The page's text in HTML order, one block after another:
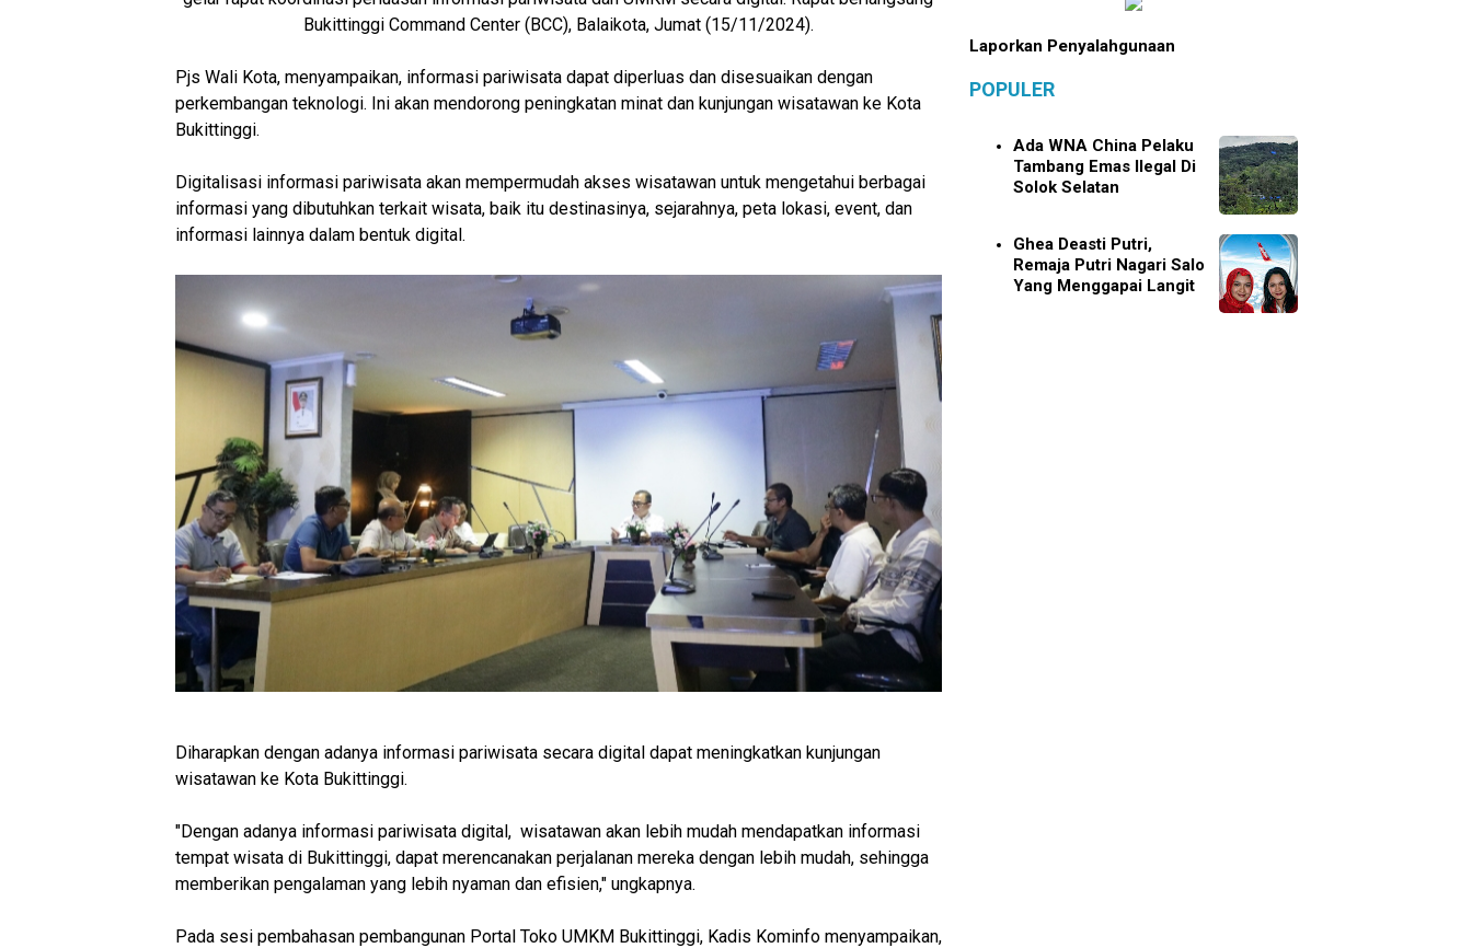
Bukittinggi Command Center (BCC), Balaikota, Jumat (15/11/2024).
Pjs Wali Kota, menyampaikan, informasi pariwisata dapat diperluas dan disesuaikan dengan
perkembangan teknologi. Ini akan mendorong peningkatan minat dan kunjungan wisatawan ke Kota
Bukittinggi.
Digitalisasi informasi pariwisata akan mempermudah akses wisatawan untuk mengetahui berbagai
informasi yang dibutuhkan terkait wisata, baik itu destinasinya, sejarahnya, peta lokasi, event, dan
informasi lainnya dalam bentuk digital.
Diharapkan dengan adanya informasi pariwisata secara digital dapat meningkatkan kunjungan
wisatawan ke Kota Bukittinggi.
"Dengan adanya informasi pariwisata digital, wisatawan akan lebih mudah mendapatkan informasi
tempat wisata di Bukittinggi, dapat merencanakan perjalanan mereka dengan lebih mudah, sehingga
memberikan pengalaman yang lebih nyaman dan efisien," ungkapnya.
Pada sesi pembahasan pembangunan Portal Toko UMKM Bukittinggi, Kadis Kominfo menyampaikan,
Laporkan Penyalahgunaan
POPULER
Ada WNA China Pelaku
Tambang Emas Ilegal Di
Solok Selatan
Ghea Deasti Putri,
Remaja Putri Nagari Salo
Yang Menggapai Langit